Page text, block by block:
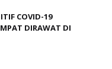
COVID-19
DIRAWAT DI